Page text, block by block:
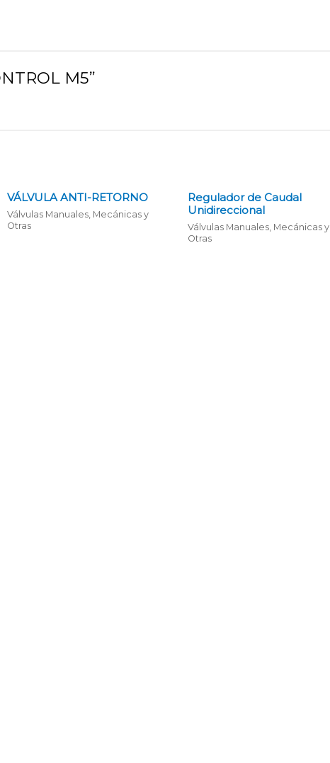
M5”
VÁLVULA ANTI-RETORNO
Válvulas Manuales, Mecánicas y
Otras
Regulador de Caudal
Unidireccional
Válvulas Manuales, Mecánicas y
Otras